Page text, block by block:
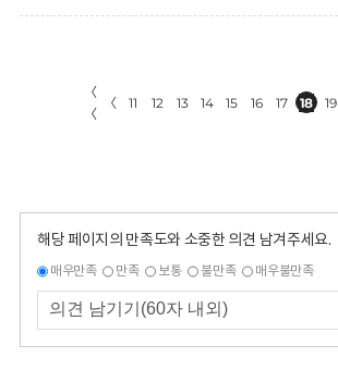
〈
〈
〈 11 12 13 14 15 16 17 18 19
해당 페이지의 만족도와 소중한 의견 남겨주세요.
매우만족 만족 보통 불만족 매우불만족